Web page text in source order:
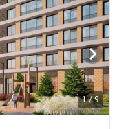
1 / 9